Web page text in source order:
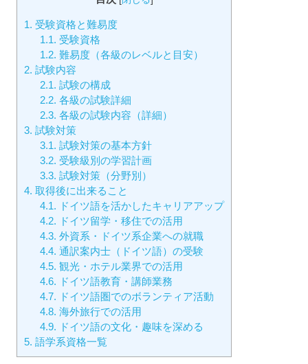
1. 受験資格と難易度
1.1. 受験資格
1.2. 難易度（各級のレベルと目安）
2. 試験内容
2.1. 試験の構成
2.2. 各級の試験詳細
2.3. 各級の試験内容（詳細）
3. 試験対策
3.1. 試験対策の基本方針
3.2. 受験級別の学習計画
3.3. 試験対策（分野別）
4. 取得後に出来ること
4.1. ドイツ語を活かしたキャリアアップ
4.2. ドイツ留学・移住での活用
4.3. 外資系・ドイツ系企業への就職
4.4. 通訳案内士（ドイツ語）の受験
4.5. 観光・ホテル業界での活用
4.6. ドイツ語教育・講師業務
4.7. ドイツ語圏でのボランティア活動
4.8. 海外旅行での活用
4.9. ドイツ語の文化・趣味を深める
5. 語学系資格一覧